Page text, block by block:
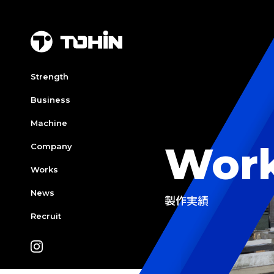
Strength
Business
Machine
Company
Works
News
Recruit
製作実績